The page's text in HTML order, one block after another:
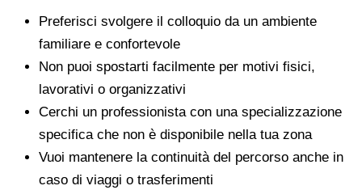
Preferisci svolgere il colloquio da un ambiente
familiare e confortevole
Non puoi spostarti facilmente per motivi fisici,
lavorativi o organizzativi
Cerchi un professionista con una specializzazione
specifica che non è disponibile nella tua zona
Vuoi mantenere la continuità del percorso anche in
caso di viaggi o trasferimenti